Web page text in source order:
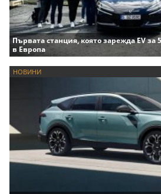
Първата станция, която зарежда EV
в Европа
НОВИНИ